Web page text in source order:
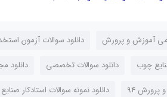
آموزش و پرورش
دانلود سوالات آزمون
دانلود سوالات تخصصی دانلود
پرورش 94
دانلود نمونه سوالات استادکار